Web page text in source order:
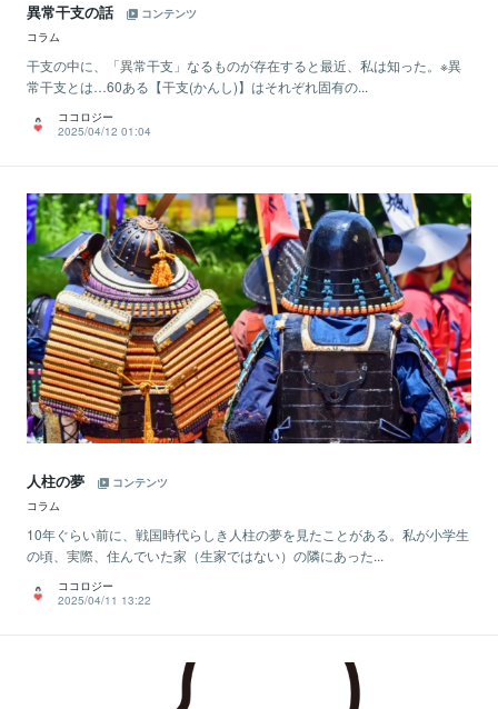
異常干支の話
コンテンツ
コラム
干支の中に、「異常干支」なるものが存在すると最近、私は知った。※異
常干支とは…60ある【干支(かんし)】はそれぞれ固有の...
ココロジー
2025/04/12 01:04
人柱の夢
コンテンツ
コラム
10年ぐらい前に、戦国時代らしき人柱の夢を見たことがある。私が小学生
の頃、実際、住んでいた家（生家ではない）の隣にあった...
ココロジー
2025/04/11 13:22